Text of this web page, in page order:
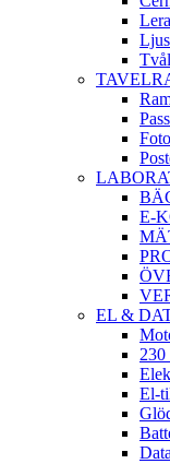
Lera
E-
EL &
230
El-